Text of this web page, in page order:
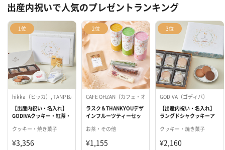
出産内祝いで人気のプレゼントランキング
1位
hikka（ヒッカ）, TANP BABY（タンプベイビー）, GODIVA（ゴディバ）, TANP（タンプ）
【出産内祝い・名入れ】
GODIVAクッキー・紅茶・
クッキー・焼き菓子
¥3,356
2位
CAFE OHZAN（カフェ・オウザン）, TEAtriCO（ティートリ
ラスク＆THANKYOUデザ
インフルーツティーセッ
お茶・その他
¥1,155
3位
GODIVA（ゴディバ）
【出産内祝い・名入れ】
ラングドシャクッキーア
クッキー・焼き菓子
¥2,160